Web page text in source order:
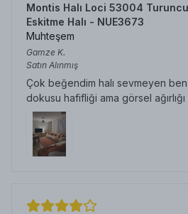
Montis Halı Loci 53004
Eskitme Halı - NUE3673
Muhteşem
Gamze K.
Satın Alınmış
Çok beğendim halı sevmeyen ben
dokusu hafifliği ama görsel